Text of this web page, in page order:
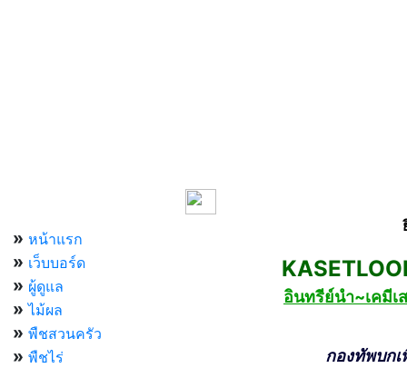
» หน้าแรก
» เว็บบอร์ด
» ผู้ดูแล
» ไม้ผล
» พืชสวนครัว
» พืชไร่
อินทรีย์นำ~เคมีเ
กองทัพบกเพื่อป